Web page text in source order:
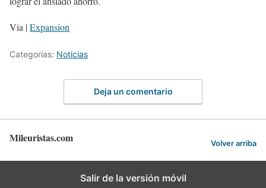
Via |Expansion
Categorías: Noticias
Deja un comentario
Mileuristas.com Volver arriba
Salir de la versión móvil